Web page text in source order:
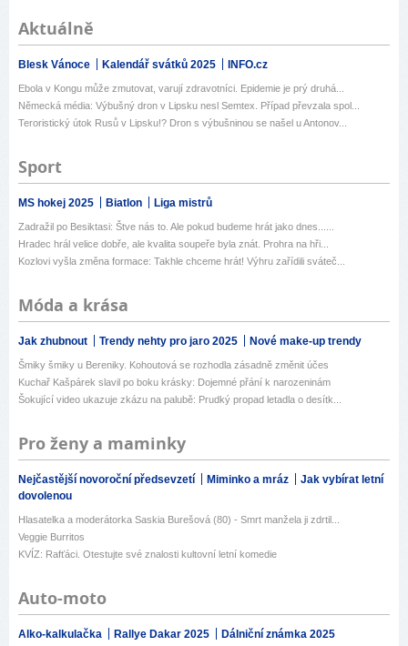
Aktuálně
Blesk Vánoce Kalendář svátků 2025 INFO.cz
Ebola v Kongu může zmutovat, varují zdravotníci. Epidemie je prý druhá...
Německá média: Výbušný dron v Lipsku nesl Semtex. Případ převzala spol...
Teroristický útok Rusů v Lipsku!? Dron s výbušninou se našel u Antonov...
Sport
MS hokej 2025 Biatlon Liga mistrů
Zadražil po Besiktasi: Štve nás to. Ale pokud budeme hrát jako dnes......
Hradec hrál velice dobře, ale kvalita soupeře byla znát. Prohra na hři...
Kozlovi vyšla změna formace: Takhle chceme hrát! Výhru zařídili sváteč...
Móda a krása
Jak zhubnout Trendy nehty pro jaro 2025 Nové make-up trendy
Šmiky šmiky u Bereniky. Kohoutová se rozhodla zásadně změnit účes
Kuchař Kašpárek slavil po boku krásky: Dojemné přání k narozeninám
Šokující video ukazuje zkázu na palubě: Prudký propad letadla o desítk...
Pro ženy a maminky
Nejčastější novoroční předsevzetí Miminko a mráz
Jak vybírat letní
dovolenou
Hlasatelka a moderátorka Saskia Burešová (80) - Smrt manžela ji zdrtil...
Veggie Burritos
KVÍZ: Rafťáci. Otestujte své znalosti kultovní letní komedie
Auto-moto
Alko-kalkulačka Rallye Dakar 2025 Dálniční známka 2025